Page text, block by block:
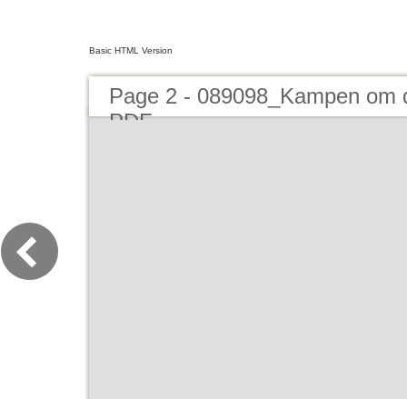
Basic HTML Version
Page 2 - 089098_Kampen om
PDF